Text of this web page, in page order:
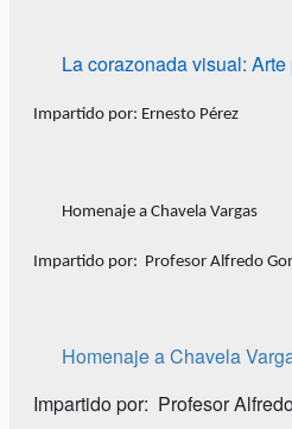
La corazonada visual: Arte
Impartido por: Ernesto Pérez
Homenaje a Chavela Vargas
Impartido por: Profesor Alfredo
Homenaje a Chavela
Impartido por: Profesor